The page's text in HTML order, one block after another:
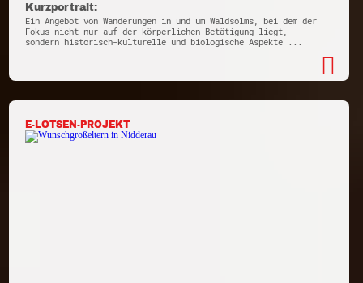
Kurzportrait:
Ein Angebot von Wanderungen in und um Waldsolms, bei dem der
Fokus nicht nur auf der körperlichen Betätigung liegt,
sondern historisch-kulturelle und biologische Aspekte ...
E-LOTSEN-PROJEKT